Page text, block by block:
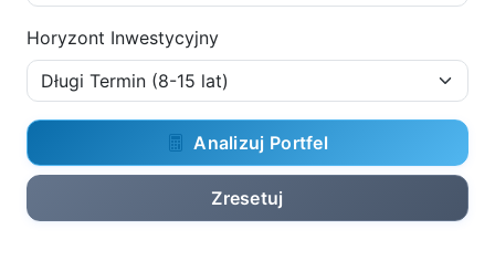
Horyzont Inwestycyjny
Analizuj Portfel
Zresetuj